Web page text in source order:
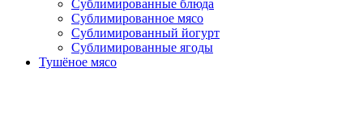
Сублимированные блюда
Cублимированное мясо
Сублимированный йогурт
Сублимированные ягоды
Тушёное мясо